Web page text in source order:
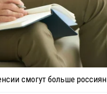
смогут больше россиян